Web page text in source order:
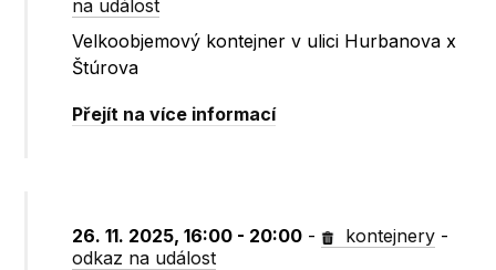
na událost
Velkoobjemový kontejner v ulici Hurbanova x
Štúrova
Přejít na více informací
26. 11. 2025, 16:00 - 20:00 - kontejnery -
odkaz na událost